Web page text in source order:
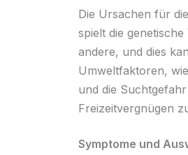
Die Ursachen für
spielt die
andere, und dies
Umweltfaktoren,
und die
Freizeitvergnügen
Symptome und